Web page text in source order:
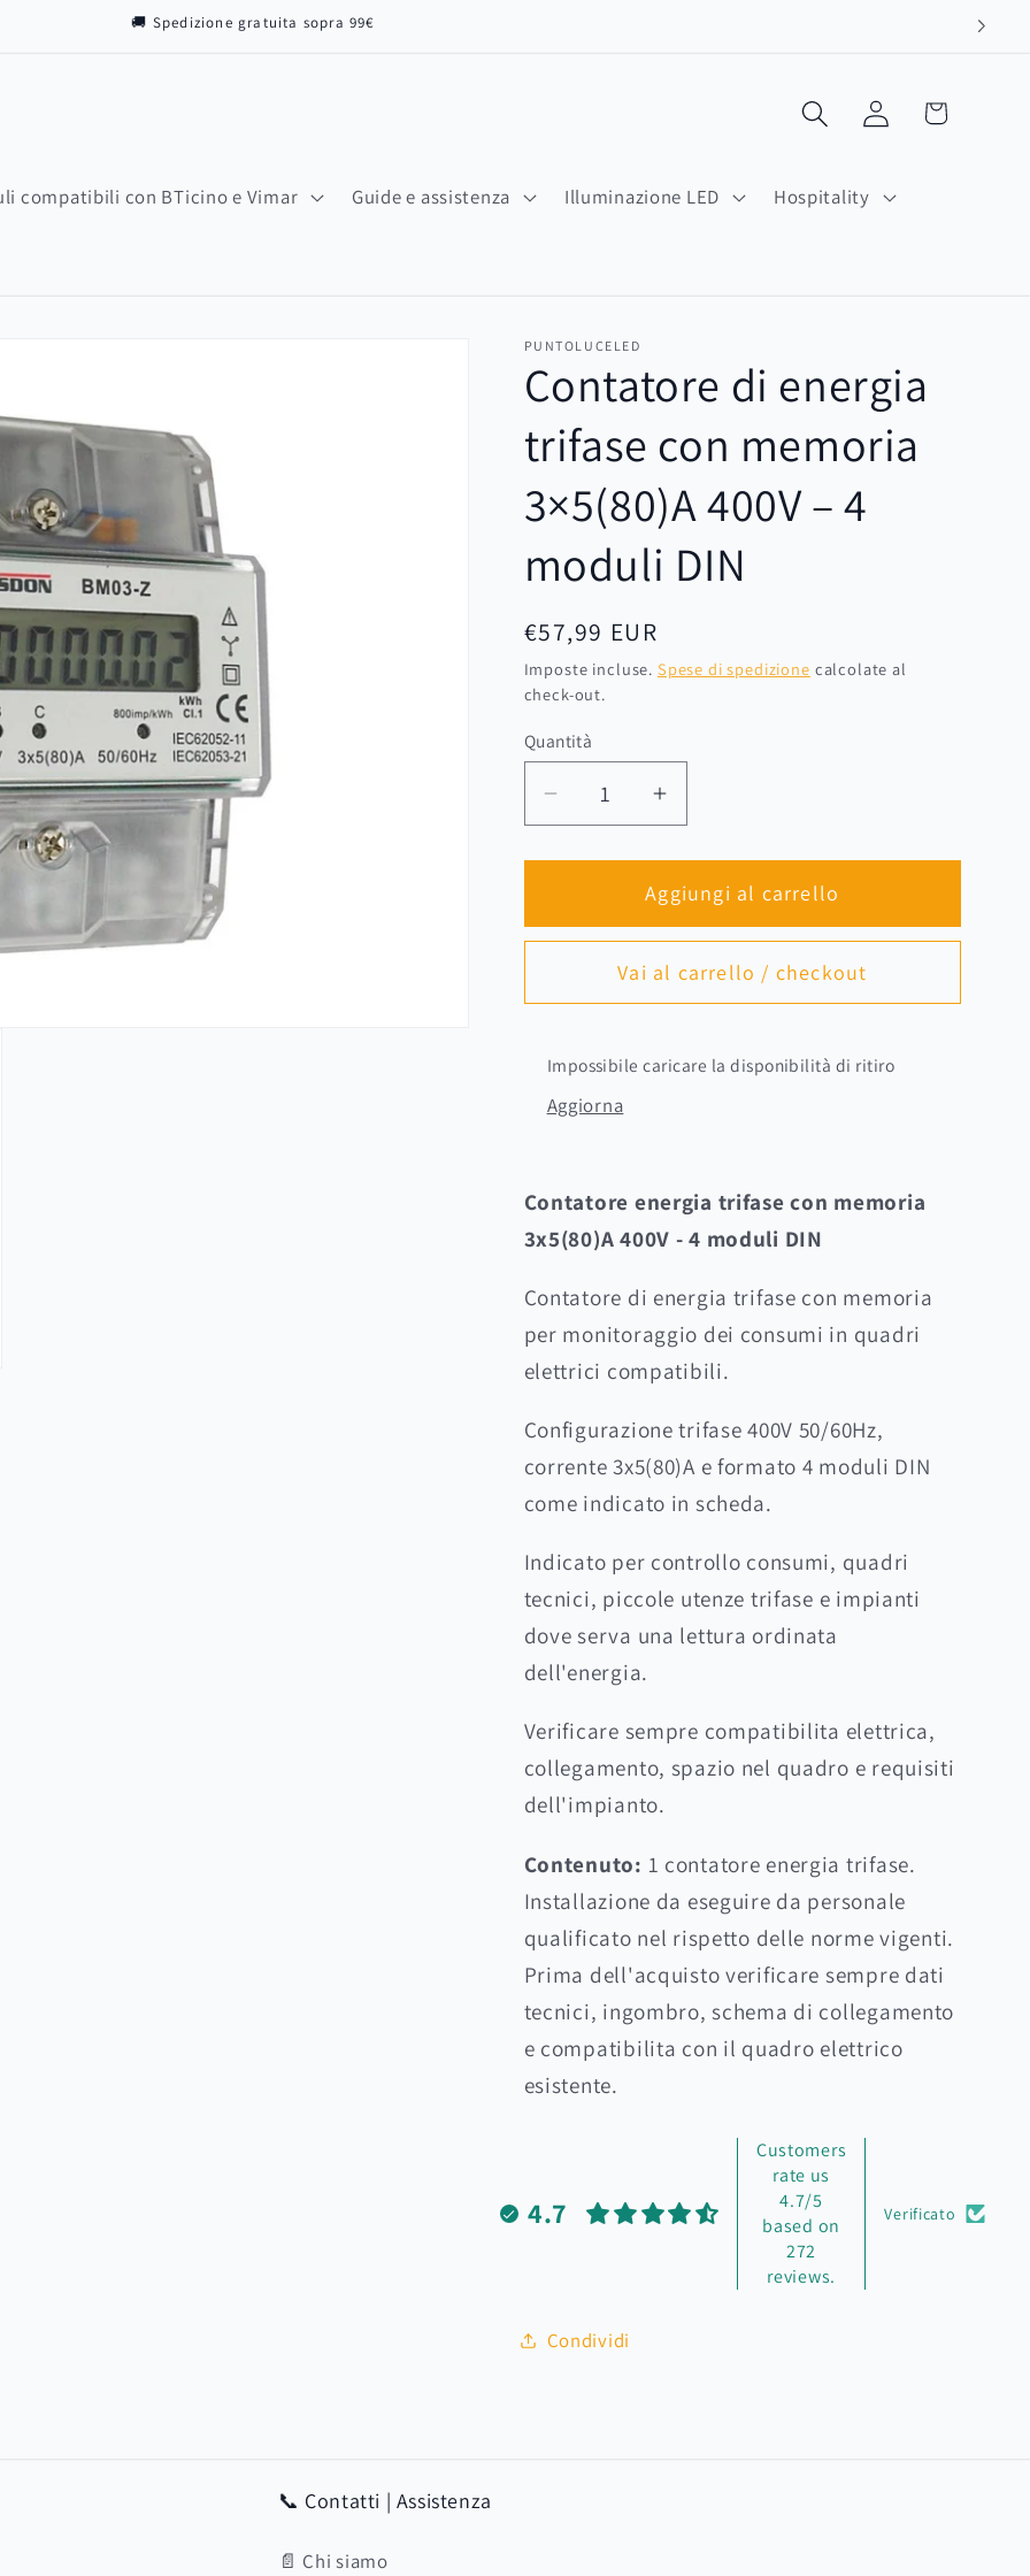
🚚 Spedizione gratuita sopra 99€
compatibili con BTicino e Vimar Guide e assistenza Illuminazione LED Hospitality
Accedi Carrello
PUNTOLUCELED
Contatore di energia
trifase con memoria
3×5(80)A 400V – 4
moduli DIN
Prezzo
di
listino
€57,99 EUR
Imposte incluse. Spese di spedizione calcolate al
check-out.
Quantità
Quantità
Diminuisci
per
Contatore
di
3×5(80)A
400V
moduli
DIN
Aumenta
per
Contatore
di
trifase
3×5(80)A
moduli
DIN
Aggiungi al carrello
Vai al carrello / checkout
Impossibile caricare la disponibilità di ritiro
Aggiorna
Contatore energia trifase con memoria
3x5(80)A 400V - 4 moduli DIN
Contatore di energia trifase con memoria
per monitoraggio dei consumi in quadri
elettrici compatibili.
Configurazione trifase 400V 50/60Hz,
corrente 3x5(80)A e formato 4 moduli DIN
come indicato in scheda.
Indicato per controllo consumi, quadri
tecnici, piccole utenze trifase e impianti
dove serva una lettura ordinata
dell'energia.
Verificare sempre compatibilita elettrica,
collegamento, spazio nel quadro e requisiti
dell'impianto.
Contenuto: 1 contatore energia trifase.
Installazione da eseguire da personale
qualificato nel rispetto delle norme vigenti.
Prima dell'acquisto verificare sempre dati
tecnici, ingombro, schema di collegamento
e compatibilita con il quadro elettrico
esistente.
4.7
Customers
rate us
4.7/5
based on
272
reviews.
Verificato
Condividi
📞 Contatti | Assistenza
📄 Chi siamo